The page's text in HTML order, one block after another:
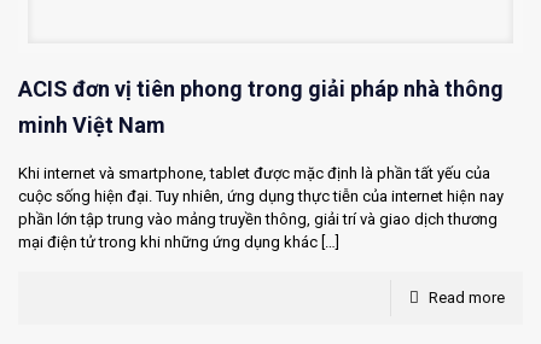
ACIS đơn vị tiên phong trong giải pháp nhà thông
minh Việt Nam
Khi internet và smartphone, tablet được mặc định là phần tất yếu của
cuộc sống hiện đại. Tuy nhiên, ứng dụng thực tiễn của internet hiện nay
phần lớn tập trung vào mảng truyền thông, giải trí và giao dịch thương
mại điện tử trong khi những ứng dụng khác […]
Read more